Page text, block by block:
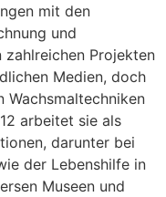
mit den
und
zahlreichen Projekten
Medien, doch
Wachsmaltechniken
arbeitet sie als
darunter bei
der Lebenshilfe in
Museen und